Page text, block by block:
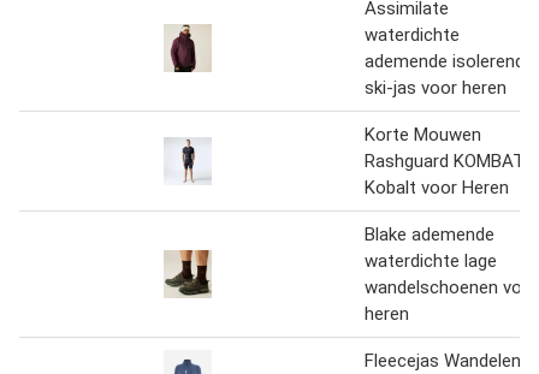
Assimilate
waterdichte
ademende isolerende
ski-jas voor heren
Korte Mouwen
Rashguard KOMBAT
Kobalt voor Heren
Blake ademende
waterdichte lage
wandelschoenen voor
heren
Fleecejas Wandelen